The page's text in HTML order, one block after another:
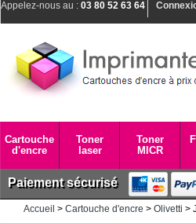
Appelez-nous au : 03 80 52 63 64
Cartouche
d'encre
Toner
laser
Toner
MICR
Paiement sécurisé
Accueil > Cartouche d'encre > Olivetti >